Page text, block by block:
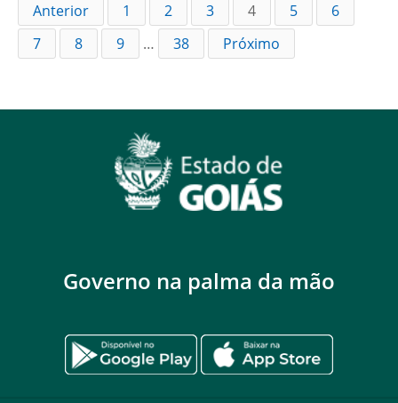
Anterior 1 2 3 4 5
6
7
8 9 … 38 Próximo
Governo na palma da mão